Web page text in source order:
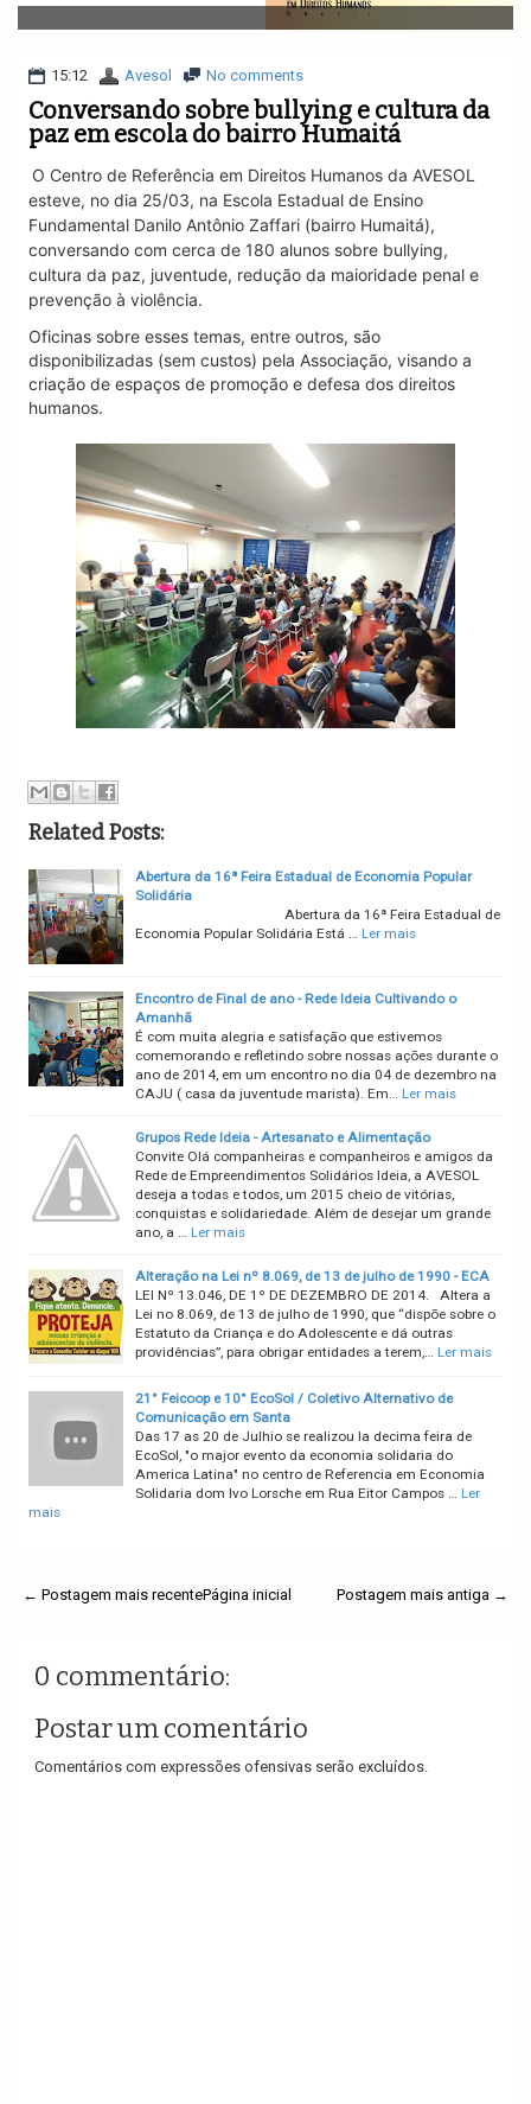
v
i
a
i
o
15:12 Avesol No comments
Conversando sobre bullying e cultura da
paz em escola do bairro Humaitá
O Centro de Referência em Direitos Humanos da AVESOL
esteve, no dia 25/03, na Escola Estadual de Ensino
Fundamental Danilo Antônio Zaffari (bairro Humaitá),
conversando com cerca de 180 alunos sobre bullying,
cultura da paz, juventude, redução da maioridade penal e
prevenção à violência.
Oficinas sobre esses temas, entre outros, são
disponibilizadas (sem custos) pela Associação, visando a
criação de espaços de promoção e defesa dos direitos
humanos.
Related Posts:
Abertura da 16ª Feira Estadual de Economia Popular
Solidária
Abertura da 16ª Feira Estadual de
Economia Popular Solidária Está … Ler mais
Encontro de Final de ano - Rede Ideia Cultivando o
Amanhã
É com muita alegria e satisfação que estivemos
comemorando e refletindo sobre nossas ações durante o
ano de 2014, em um encontro no dia 04 de dezembro na
CAJU ( casa da juventude marista). Em… Ler mais
Grupos Rede Ideia - Artesanato e Alimentação
Convite Olá companheiras e companheiros e amigos da
Rede de Empreendimentos Solidários Ideia, a AVESOL
deseja a todas e todos, um 2015 cheio de vitórias,
conquistas e solidariedade. Além de desejar um grande
ano, a … Ler mais
Alteração na Lei nº 8.069, de 13 de julho de 1990 - ECA
LEI Nº 13.046, DE 1º DE DEZEMBRO DE 2014. Altera a
Lei no 8.069, de 13 de julho de 1990, que “dispõe sobre o
Estatuto da Criança e do Adolescente e dá outras
providências”, para obrigar entidades a terem,… Ler mais
21° Feicoop e 10° EcoSol / Coletivo Alternativo de
Comunicação em Santa
Das 17 as 20 de Julhio se realizou la decima feira de
EcoSol, "o major evento da economia solidaria do
America Latina" no centro de Referencia em Economia
Solidaria dom Ivo Lorsche em Rua Eitor Campos … Ler
mais
← Postagem mais recente Postagem mais antiga →
Página inicial
0 commentário:
Postar um comentário
Comentários com expressões ofensivas serão excluídos.